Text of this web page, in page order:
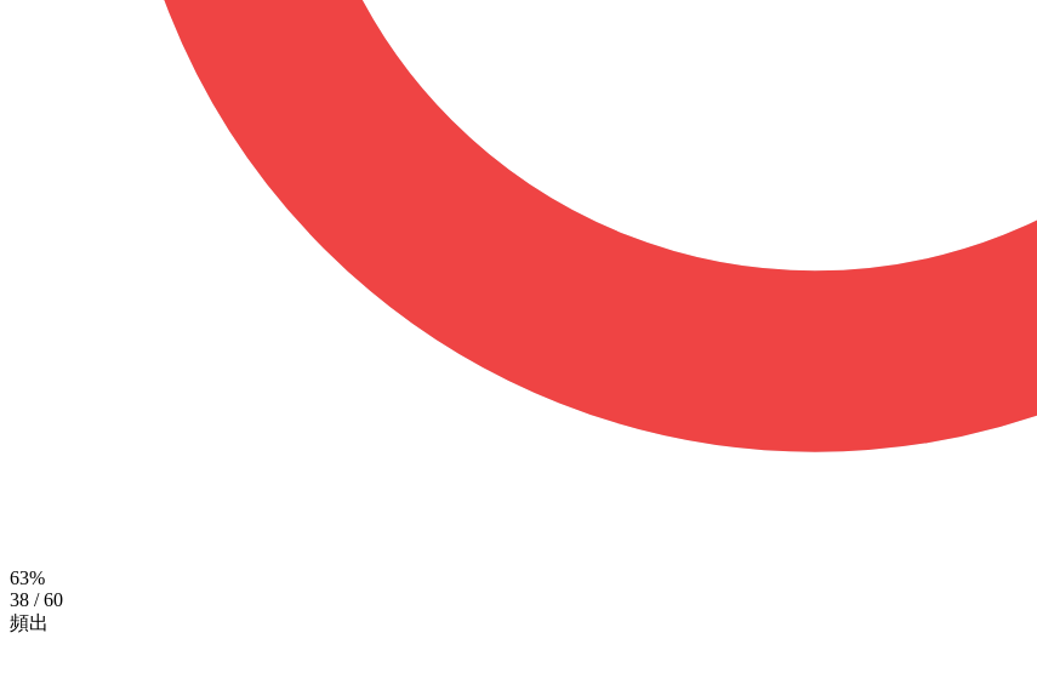
63%
38 /60
頻出